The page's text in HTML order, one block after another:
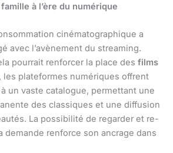
à l’ère du numérique
cinématographique a
avec l’avènement du streaming.
pourrait renforcer la place des films
les plateformes numériques offrent
un vaste catalogue, permettant une
des classiques et une diffusion
La possibilité de regarder et re-
demande renforce son ancrage dans